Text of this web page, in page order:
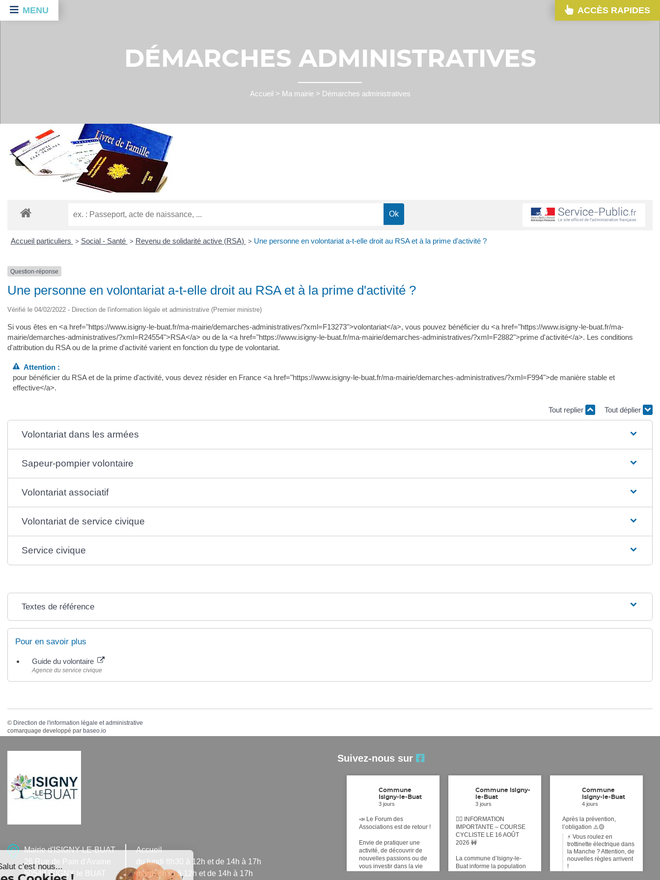
MENU
DÉMARCHES ADMINISTRATIVES
Accueil > Ma mairie> Démarches administratives
Accueil particuliers > Social - Santé > Revenu de solidarité active (RSA) > Une personne en volontariat a-t-elle droit au RSA et à la prime d'activité ?
Question-réponse
Une personne en volontariat a-t-elle droit au RSA et à la prime d'activité ?
Vérifié le 04/02/2022 - Direction de l'information légale et administrative (Premier ministre)
Si vous êtes en <a href="https://www.isigny-le-buat.fr/ma-mairie/demarches-administratives/?xml=F13273">volontariat</a>, vous pouvez bénéficier du <a href="https://www.isigny-le-buat.fr/ma-
mairie/demarches-administratives/?xml=R24554">RSA</a> ou de la <a href="https://www.isigny-le-buat.fr/ma-mairie/demarches-administratives/?xml=F2882">prime d'activité</a>. Les conditions
d'attribution du RSA ou de la prime d'activité varient en fonction du type de volontariat.
Attention :
pour bénéficier du RSA et de la prime d'activité, vous devez résider en France <a href="https://www.isigny-le-buat.fr/ma-mairie/demarches-administratives/?xml=F994">de manière stable et
effective</a>.
Tout replier Tout déplier
Volontariat dans les armées
Sapeur-pompier volontaire
Volontariat associatif
Volontariat de service civique
Service civique
Textes de référence
Pour en savoir plus
Guide du volontaire
Agence du service civique
© Direction de l'information légale et administrative
comarquage developpé par baseo.io
Mairie d'ISIGNY-LE-BUAT
26 Rue de Pain d'Avaine
50540 ISIGNY le BUAT
Accueil
du lundi 8h30 à 12h et de 14h à 17h
mardi 8h30 à 12h et de 14h à 17h
Suivez-nous sur
Commune
Isigny-le-Buat
3 jours
📣 Le Forum des
Associations est de retour !
Envie de pratiquer une
activité, de découvrir de
nouvelles passions ou de
vous investir dans la vie
Commune Isigny-
le-Buat
3 jours
🚴‍♂️ INFORMATION
IMPORTANTE – COURSE
CYCLISTE LE 16 AOÛT
2026 🚧
La commune d’Isigny-le-
Buat informe la population
Commune
Isigny-le-Buat
4 jours
Après la prévention,
l’obligation ⚠️🟡
⚡ Vous roulez en
trottinette électrique dans
la Manche ? Attention, de
nouvelles règles arrivent
!
ACCÈS RAPIDES
Salut c'est nous...